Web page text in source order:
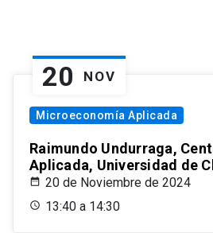
20 NOV
Microeconomía Aplicada
Raimundo Undurraga,
Aplicada, Universidad de
20 de Noviembre de 2024
13:40 a 14:30